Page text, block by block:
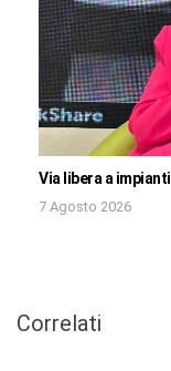
Via libera a
7 Agosto 2026
Correlati